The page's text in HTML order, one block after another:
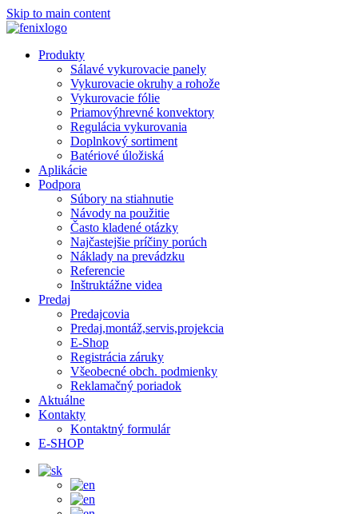
Skip to main content
Produkty
Sálavé vykurovacie panely
Vykurovacie okruhy a rohože
Vykurovacie fólie
Priamovýhrevné konvektory
Regulácia vykurovania
Doplnkový sortiment
Batériové úložiská
Aplikácie
Podpora
Súbory na stiahnutie
Návody na použitie
Často kladené otázky
Najčastejšie príčiny porúch
Náklady na prevádzku
Referencie
Inštruktážne videa
Predaj
Predajcovia
Predaj,montáž,servis,projekcia
E-Shop
Registrácia záruky
Všeobecné obch. podmienky
Reklamačný poriadok
Aktuálne
Kontakty
Kontaktný formulár
E-SHOP